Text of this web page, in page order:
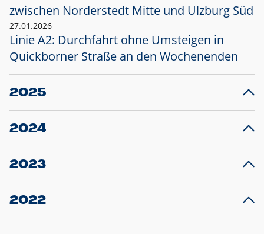
zwischen Norderstedt Mitte und Ulzburg Süd
27.01.2026
Linie A2: Durchfahrt ohne Umsteigen in
Quickborner Straße an den Wochenenden
2025
23.12.2025
Projekt S5: Start der Bauarbeiten am
2024
10.12.2024
Großprojekt S5: Sperrung der Bahnstraße in
2023
20.12.2023
Schleswig-Holstein verlängert den
2022
22.12.2022